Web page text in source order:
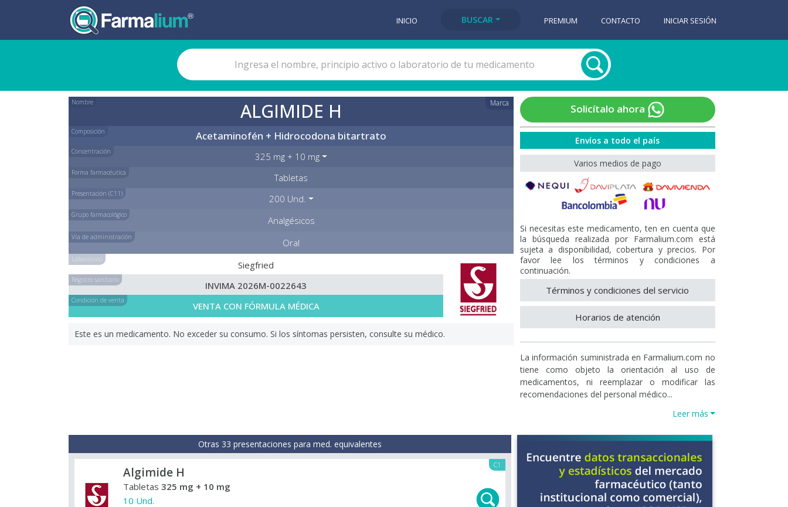
INICIO BUSCAR PREMIUM CONTACTO INICIAR SESIÓN
Nombre Marca
ALGIMIDE H
Composición Acetaminofén + Hidrocodona bitartrato
Concentración 325 mg + 10 mg
Forma farmacéutica Tabletas
Presentación (C11) 200 Und.
Grupo farmacológico Analgésicos
Vía de administración Oral
Laboratorio Siegfried
Registro sanitario INVIMA 2026M-0022643
Condición de venta VENTA CON FÓRMULA MÉDICA
Este es un medicamento. No exceder su consumo. Si los síntomas persisten, consulte su médico.
Solicítalo ahora
Envíos a todo el país
Varios medios de pago
Si necesitas este medicamento, ten en cuenta que
la búsqueda realizada por Farmalium.com está
sujeta a disponibilidad, cobertura y precios. Por
favor lee los términos y condiciones a
continuación.
Términos y condiciones del servicio
Horarios de atención
La información suministrada en Farmalium.com no
tiene como objeto la orientación al uso de
medicamentos, ni reemplazar o modificar las
recomendaciones del personal médico...
Leer más
Otras 33 presentaciones para med. equivalentes
C1
Algimide H
Tabletas 325 mg + 10 mg
10 Und.